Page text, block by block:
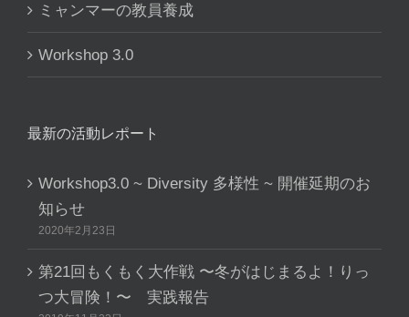
ミャンマーの教員養成
Workshop 3.0
最新の活動レポート
Workshop3.0 ~ Diversity 多様性 ~ 開催延期のお
知らせ
2020年2月23日
第21回もくもく大作戦 〜冬がはじまるよ！りっ
つ大冒険！〜 実践報告